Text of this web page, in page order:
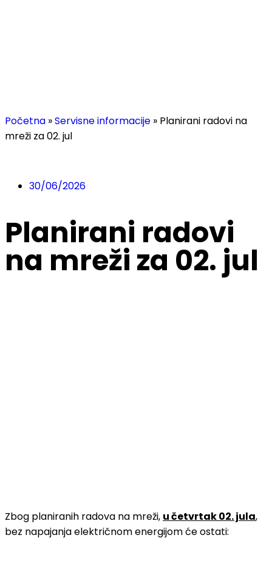
Početna »Servisne informacije » Planirani radovi na
mreži za 02. jul
30/06/2026
Planirani radovi
na mreži za 02. jul
Zbog planiranih radova na mreži, u četvrtak 02. jula,
bez napajanja električnom energijom će ostati: